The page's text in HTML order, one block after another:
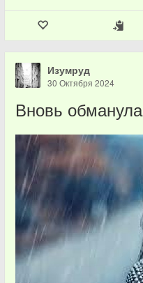
Изумруд
30 Октября 2024
Вновь